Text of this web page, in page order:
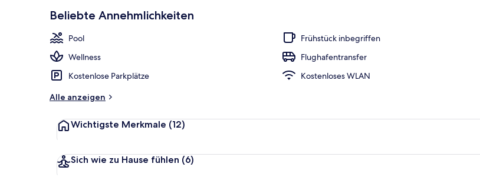
Beliebte Annehmlichkeiten
Pool
Frühstück inbegriffen
Wellness
Flughafentransfer
Kostenlose Parkplätze
Kostenloses WLAN
Alle anzeigen
Wichtigste Merkmale (12)
Sich wie zu Hause fühlen (6)